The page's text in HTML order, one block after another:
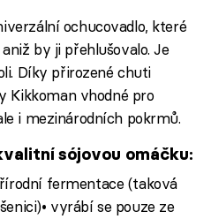
ochucovadlo, které
by ji přehlušovalo. Je
Díky přirozené chuti
Kikkoman vhodné pro
i mezinárodních pokrmů.
sójovou omáčku:
fermentace (taková
vyrábí se pouze ze